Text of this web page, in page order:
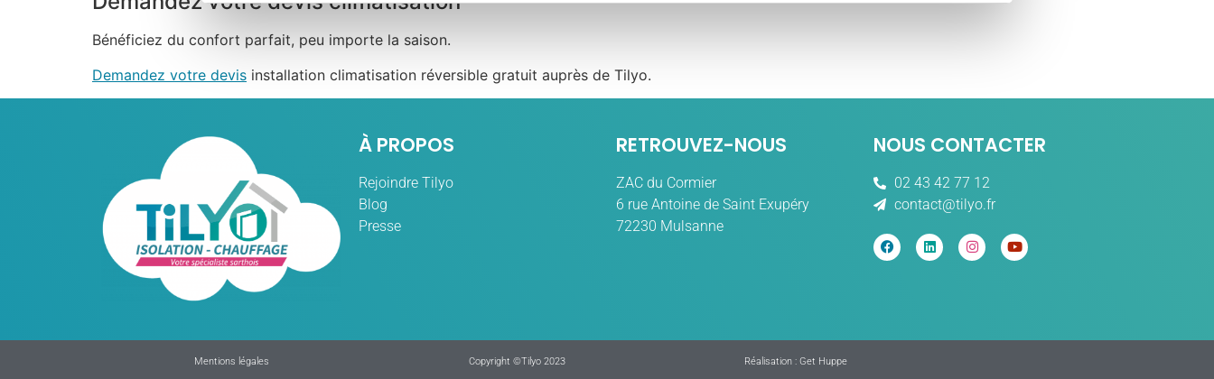
Bénéficiez du confort parfait, peu importe la saison.
Demandez votre devis installation climatisation réversible gratuit auprès de Tilyo.
À PROPOS
Rejoindre Tilyo
Blog
Presse
RETROUVEZ-NOUS
ZAC du Cormier
6 rue Antoine de Saint Exupéry
72230 Mulsanne
NOUS CONTACTER
02 43 42 77 12
contact@tilyo.fr
Mentions légales Copyright ©Tilyo 2023 Réalisation : Get Huppe